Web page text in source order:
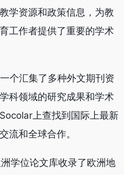
学资源和政策信息，为教
工作者提供了重要的学术
个汇集了多种外文期刊资
科领域的研究成果和学术
上查找到国际上最新
流和全球合作。
学位论文库收录了欧洲地